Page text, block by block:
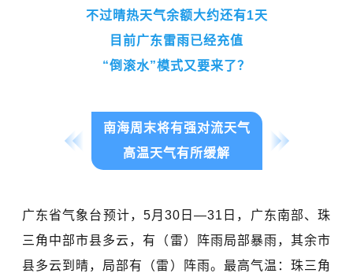
不过晴热天气余额大约还有1天
目前广东雷雨已经充值
“倒滚水”模式又要来了？
南海周末将有强对流天气
高温天气有所缓解
广东省气象台预计，5月30日—31日，广东南部、珠
三角中部市县多云，有（雷）阵雨局部暴雨，其余市
县多云到晴，局部有（雷）阵雨。最高气温：珠三角